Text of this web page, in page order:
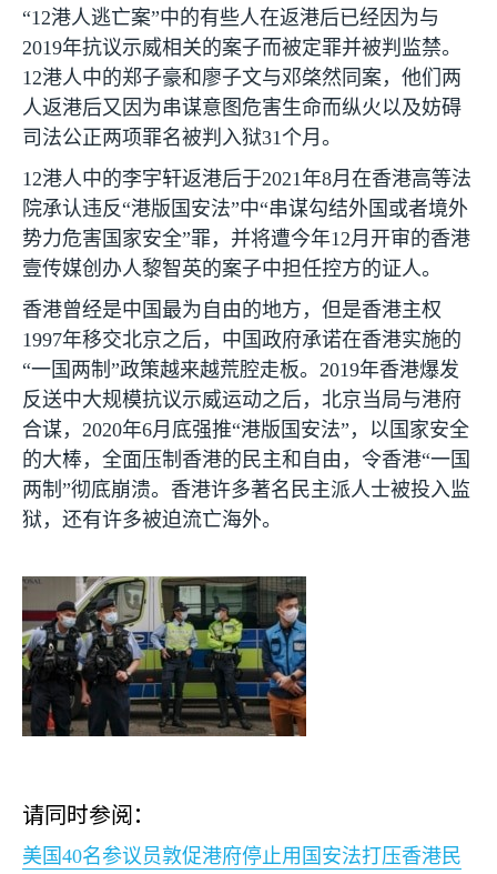
“12港人逃亡案”中的有些人在返港后已经因为与
2019年抗议示威相关的案子而被定罪并被判监禁。
12港人中的郑子豪和廖子文与邓棨然同案，他们两
人返港后又因为串谋意图危害生命而纵火以及妨碍
司法公正两项罪名被判入狱31个月。
12港人中的李宇轩返港后于2021年8月在香港高等法
院承认违反“港版国安法”中“串谋勾结外国或者境外
势力危害国家安全”罪，并将遭今年12月开审的香港
壹传媒创办人黎智英的案子中担任控方的证人。
香港曾经是中国最为自由的地方，但是香港主权
1997年移交北京之后，中国政府承诺在香港实施的
“一国两制”政策越来越荒腔走板。 2019年香港爆发
反送中大规模抗议示威运动之后，北京当局与港府
合谋， 2020年6月底强推“港版国安法”，以国家安全
的大棒，全面压制香港的民主和自由，令香港“一国
两制”彻底崩溃。香港许多著名民主派人士被投入监
狱，还有许多被迫流亡海外。
请同时参阅：
美国40名参议员敦促港府停止用国安法打压香港民